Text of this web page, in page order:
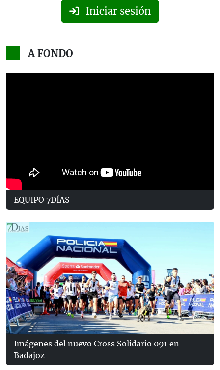
Iniciar sesión
A FONDO
EQUIPO 7DÍAS
Imágenes del nuevo Cross Solidario 091 en
Badajoz